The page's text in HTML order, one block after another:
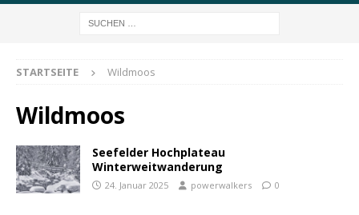
STARTSEITE Wildmoos
Wildmoos
Seefelder Hochplateau
Winterweitwanderung
24. Januar 2025 powerwalkers 0